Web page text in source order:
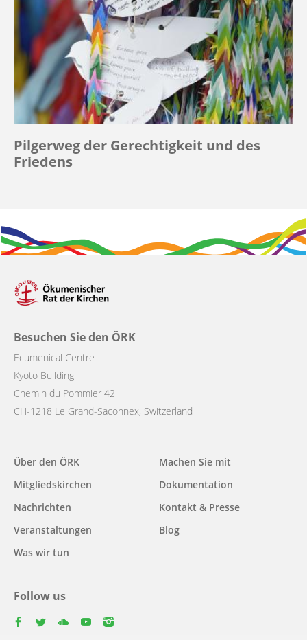
Pilgerweg der Gerechtigkeit und des
Friedens
Besuchen Sie den ÖRK
Ecumenical Centre
Kyoto Building
Chemin du Pommier 42
CH-1218 Le Grand-Saconnex, Switzerland
Main
navigation
Über den ÖRK
Mitgliedskirchen
Nachrichten
Veranstaltungen
Was wir tun
Machen Sie mit
Dokumentation
Kontakt & Presse
Blog
Follow us